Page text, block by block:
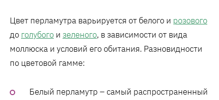
Цвет перламутра варьируется от белого и розового
до голубого и зеленого, в зависимости от вида
моллюска и условий его обитания. Разновидности
по цветовой гамме:
Белый перламутр – самый распространенный